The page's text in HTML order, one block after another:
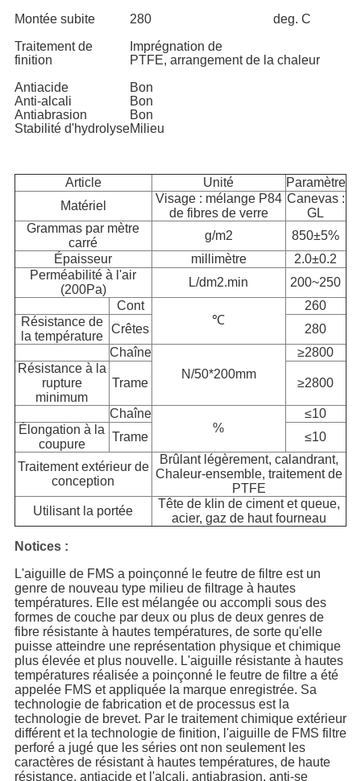
Montée subite
280
deg. C
Traitement de
finition
Imprégnation de
PTFE, arrangement de la chaleur
Antiacide
Bon
Anti-alcali
Bon
Antiabrasion
Bon
Stabilité d'hydrolyseMilieu
Article Unité
Paramètre
Matériel
Visage : mélange P84
de fibres de verre
Canevas :
GL
Grammas par mètre
carré
g/m2
850±5%
Épaisseur
millimètre
2.0±0.2
Perméabilité à l'air
(200Pa)
L/dm2.min
200~250
Cont
℃
260
Résistance de
la température
Crêtes
280
Chaîne
N/50*200mm
≥2800
Résistance à la
rupture
minimum
Trame ≥2800
Chaîne
%
≤10
Élongation à la
coupure
Trame ≤10
Traitement extérieur de
conception
Brûlant légèrement, calandrant,
Chaleur-ensemble, traitement de
PTFE
Utilisant la portée
Tête de klin de ciment et queue,
acier, gaz de haut fourneau
Notices :
L'aiguille de FMS a poinçonné le feutre de filtre est un
genre de nouveau type milieu de filtrage à hautes
températures. Elle est mélangée ou accompli sous des
formes de couche par deux ou plus de deux genres de
fibre résistante à hautes températures, de sorte qu'elle
puisse atteindre une représentation physique et chimique
plus élevée et plus nouvelle. L'aiguille résistante à hautes
températures réalisée a poinçonné le feutre de filtre a été
appelée FMS et appliquée la marque enregistrée. Sa
technologie de fabrication et de processus est la
technologie de brevet. Par le traitement chimique extérieur
différent et la technologie de finition, l'aiguille de FMS filtre
perforé a jugé que les séries ont non seulement les
caractères de résistant à hautes températures, de haute
résistance, antiacide et l'alcali, antiabrasion, anti-se